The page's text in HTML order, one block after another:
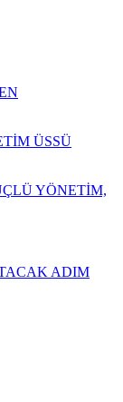
ÜSSÜ
YÖNETİM,
ADIM